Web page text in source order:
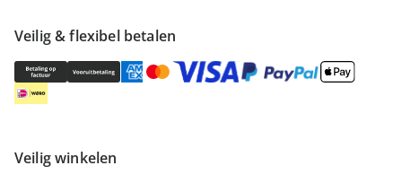
Veilig & flexibel betalen
Veilig winkelen